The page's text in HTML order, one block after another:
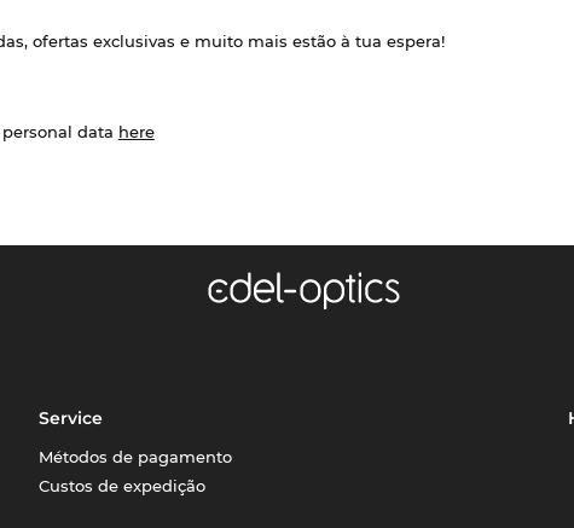
ofertas exclusivas e muito mais estão à tua espera!
data here
Service
Métodos de pagamento
Custos de expedição